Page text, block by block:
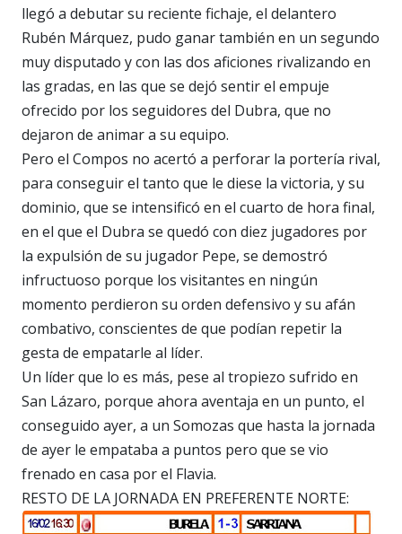
llegó a debutar su reciente fichaje, el delantero
Rubén Márquez, pudo ganar también en un segundo
muy disputado y con las dos aficiones rivalizando en
las gradas, en las que se dejó sentir el empuje
ofrecido por los seguidores del Dubra, que no
dejaron de animar a su equipo.
Pero el Compos no acertó a perforar la portería rival,
para conseguir el tanto que le diese la victoria, y su
dominio, que se intensificó en el cuarto de hora final,
en el que el Dubra se quedó con diez jugadores por
la expulsión de su jugador Pepe, se demostró
infructuoso porque los visitantes en ningún
momento perdieron su orden defensivo y su afán
combativo, conscientes de que podían repetir la
gesta de empatarle al líder.
Un líder que lo es más, pese al tropiezo sufrido en
San Lázaro, porque ahora aventaja en un punto, el
conseguido ayer, a un Somozas que hasta la jornada
de ayer le empataba a puntos pero que se vio
frenado en casa por el Flavia.
RESTO DE LA JORNADA EN PREFERENTE NORTE: